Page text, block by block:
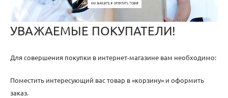
УВАЖАЕМЫЕ ПОКУПАТЕЛИ!
Для совершения покупки в интернет-магазине вам необходимо:
Поместить интересующий вас товар в «корзину» и оформить
заказ.